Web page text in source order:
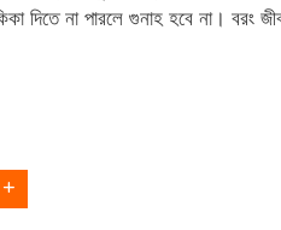
দিতে না পারলে গুনাহ হবে না। বরং